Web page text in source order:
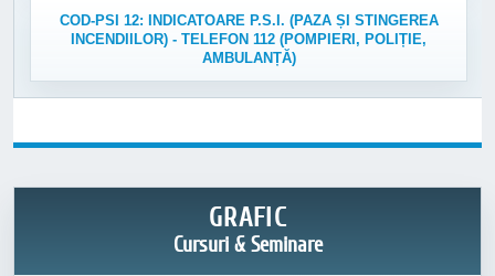
COD-PSI 12: INDICATOARE P.S.I. (PAZA ȘI STINGEREA
INCENDIILOR) - TELEFON 112 (POMPIERI, POLIȚIE,
AMBULANȚĂ)
GRAFIC
Cursuri & Seminare